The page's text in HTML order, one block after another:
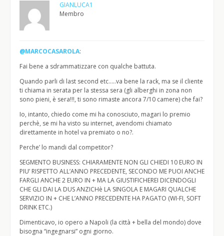
GIANLUCA1
Membro
@MARCOCASAROLA:
Fai bene a sdrammatizzare con qualche battuta.
Quando parli di last second etc…..va bene la rack, ma se il cliente
ti chiama in serata per la stessa sera (gli alberghi in zona non
sono pieni, è sera!!!, ti sono rimaste ancora 7/10 camere) che fai?
Io, intanto, chiedo come mi ha conosciuto, magari lo premio
perchè, se mi ha visto su internet, avendomi chiamato
direttamente in hotel va premiato o no?.
Perche’ lo mandi dal competitor?
SEGMENTO BUSINESS: CHIARAMENTE NON GLI CHIEDI 10 EURO IN
PIU’ RISPETTO ALL’ANNO PRECEDENTE, SECONDO ME PUOI ANCHE
FARGLI ANCHE 2 EURO IN + MA LA GIUSTIFICHEREI DICENDOGLI
CHE GLI DAI LA DUS ANZICHè LA SINGOLA E MAGARI QUALCHE
SERVIZIO IN + CHE L’ANNO PRECEDENTE HA PAGATO (WI-FI, SOFT
DRINK ETC.)
Dimenticavo, io opero a Napoli (la città + bella del mondo) dove
bisogna “ingegnarsi” ogni giorno.